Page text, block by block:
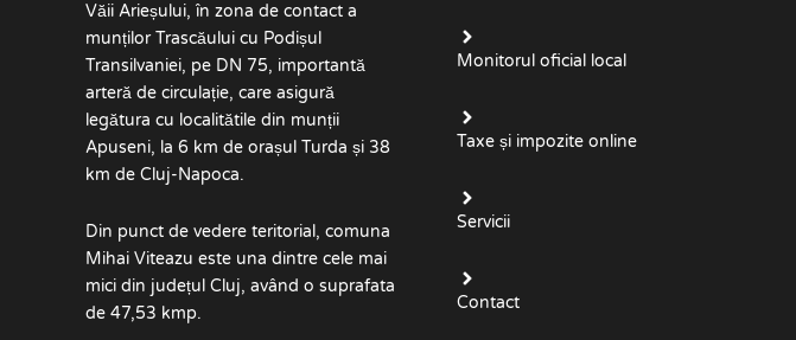
Văii Arieșului, în zona de contact a
munților Trascăului cu Podișul
Transilvaniei, pe DN 75, importantă
arteră de circulație, care asigură
legătura cu localitătile din munții
Apuseni, la 6 km de orașul Turda și 38
km de Cluj-Napoca.
Din punct de vedere teritorial, comuna
Mihai Viteazu este una dintre cele mai
mici din județul Cluj, având o suprafata
de 47,53 kmp.
Monitorul oficial local
Taxe și impozite online
Servicii
Contact